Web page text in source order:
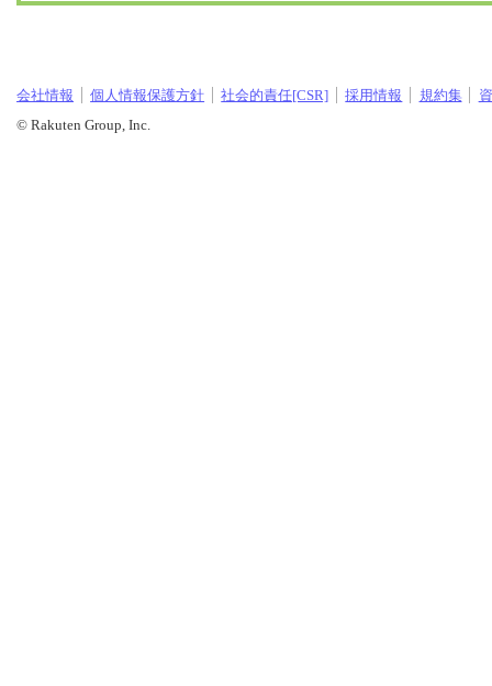
会社情報 個人情報保護方針 社会的責任[CSR] 採用情報 規約集
© Rakuten Group, Inc.